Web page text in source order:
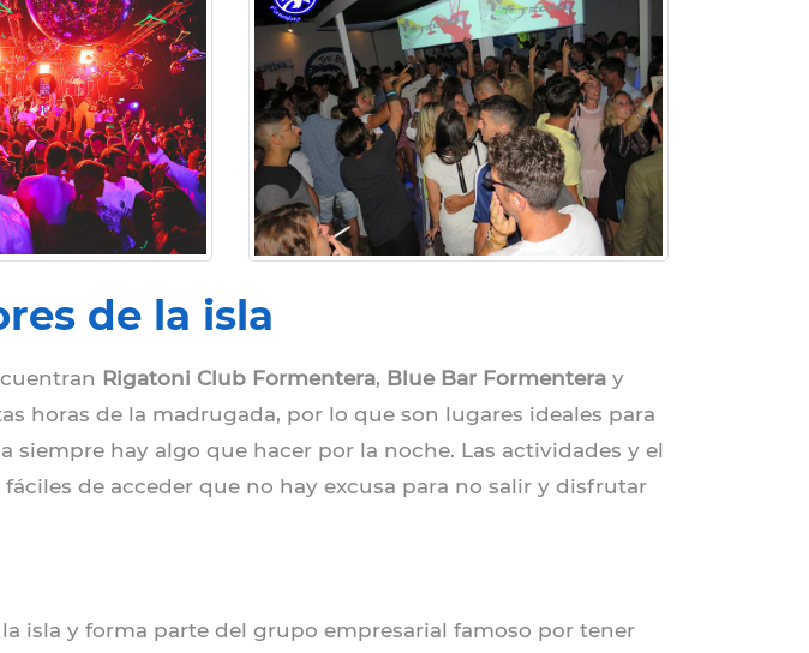
de la isla
Rigatoni Club Formentera, Blue Bar Formentera y
horas de la madrugada, por lo que son lugares ideales para
hay algo que hacer por la noche. Las actividades y el
de acceder que no hay excusa para no salir y disfrutar
isla y forma parte del grupo empresarial famoso por tener